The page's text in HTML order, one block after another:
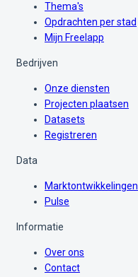
Thema's
Opdrachten per stad
Mijn Freelapp
Bedrijven
Onze diensten
Projecten plaatsen
Datasets
Registreren
Data
Marktontwikkelingen
Pulse
Informatie
Over ons
Contact